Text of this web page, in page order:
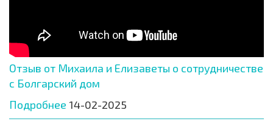
Отзыв от Михаила и Елизаветы о сотрудничестве
с Болгарский дом
Подробнее 14-02-2025